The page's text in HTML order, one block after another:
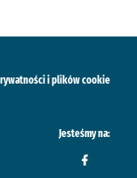
i plików cookie
Jesteśmy na: